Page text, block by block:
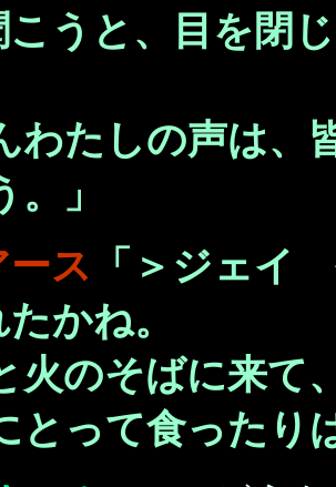
こうと、目を閉
わたしの声は、
」
ース 「＞ジェイ
かね。
火のそばに来て
とって食ったり